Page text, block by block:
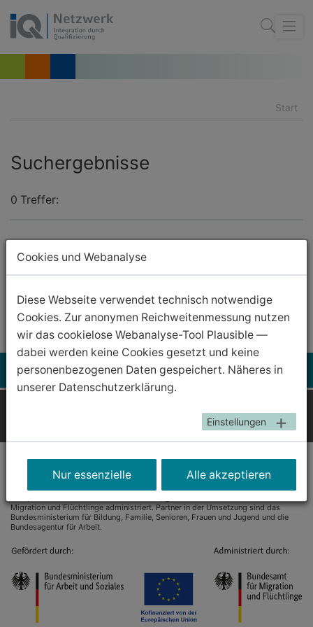
Start
Suchergebnisse
0 Treffer:
Er­klä­rung zur Bar­rie­re­frei­heit
Das Förderprogramm IQ – Integration durch Qualifizierung wird durch das
Migration und Flüchtlinge administriert. Partner in der Umsetzung sind das
Bundesministerium für Bildung, Familie, Senioren, Frauen und Jugend und die
Bundesagentur für Arbeit.
Cookies und Webanalyse
Diese Webseite verwendet technisch notwendige
Cookies. Zur anonymen Reichweitenmessung nutzen
wir das cookielose Webanalyse-Tool Plausible —
dabei werden keine Cookies gesetzt und keine
personenbezogenen Daten gespeichert. Näheres in
unserer Datenschutzerklärung.
Einstellungen
Nur essenzielle Alle akzeptieren